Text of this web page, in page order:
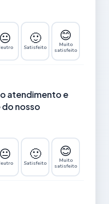
😐 🙂
Satisfeito
😊
Muito
satisfeito
atendimento e
nosso
😐 🙂
Satisfeito
😊
Muito
satisfeito